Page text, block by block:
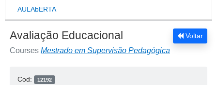
AULAbERTA
Voltar
Avaliação Educacional
Courses Mestrado em Supervisão Pedagógica
Cod: 12192